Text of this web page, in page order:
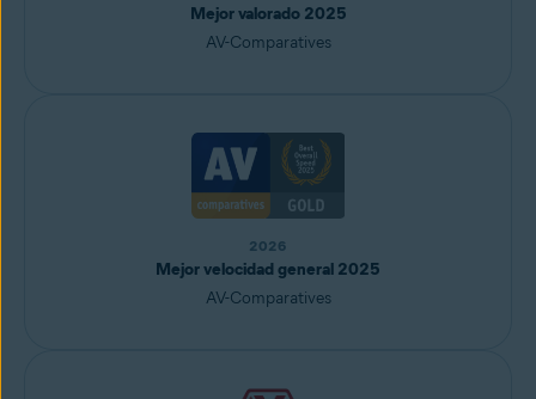
Mejor valorado 2025
AV-Comparatives
2026
Mejor velocidad general 2025
AV-Comparatives